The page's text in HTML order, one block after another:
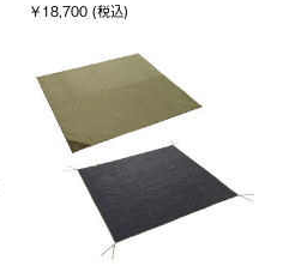
￥18,700 (税込)